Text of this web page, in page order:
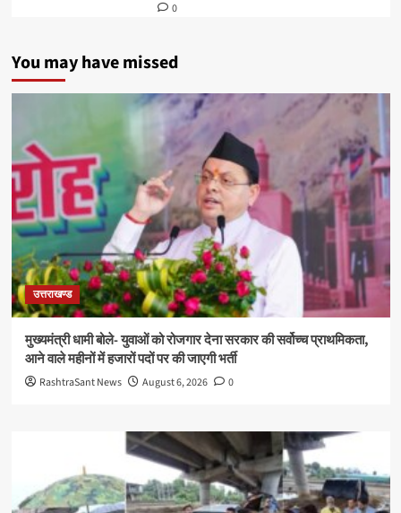
0
You may have missed
उत्तराखण्ड
मुख्यमंत्री धामी बोले- युवाओं को रोजगार देना सरकार की सर्वोच्च प्राथमिकता,
आने वाले महीनों में हजारों पदों पर की जाएगी भर्ती
RashtraSant News August 6, 2026 0